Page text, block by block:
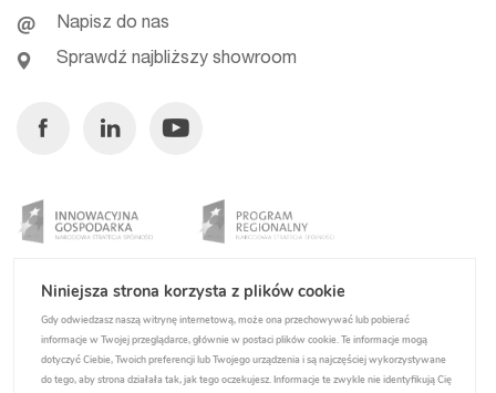
Napisz do nas
Sprawdź najbliższy showroom
FacebookLinkedinYoutube
Niniejsza strona korzysta z plików cookie
Gdy odwiedzasz naszą witrynę internetową, może ona przechowywać lub pobierać
informacje w Twojej przeglądarce, głównie w postaci plików cookie. Te informacje mogą
dotyczyć Ciebie, Twoich preferencji lub Twojego urządzenia i są najczęściej wykorzystywane
do tego, aby strona działała tak, jak tego oczekujesz. Informacje te zwykle nie identyfikują Cię